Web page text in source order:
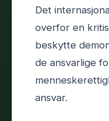
Det
overfor en
beskytte
de ansvarlige
ansvar.